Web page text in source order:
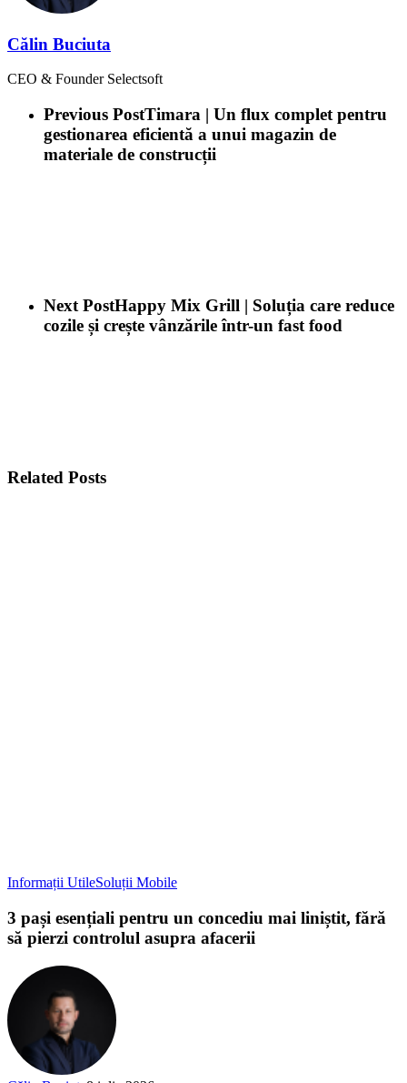
Călin Buciuta
CEO & Founder Selectsoft
Previous PostTimara | Un flux complet pentru
gestionarea eficientă a unui magazin de
materiale de construcții
Next PostHappy Mix Grill | Soluția care reduce
cozile și crește vânzările într-un fast food
Related Posts
Informații UtileSoluții Mobile
3 pași esențiali pentru un concediu mai liniștit, fără
să pierzi controlul asupra afacerii